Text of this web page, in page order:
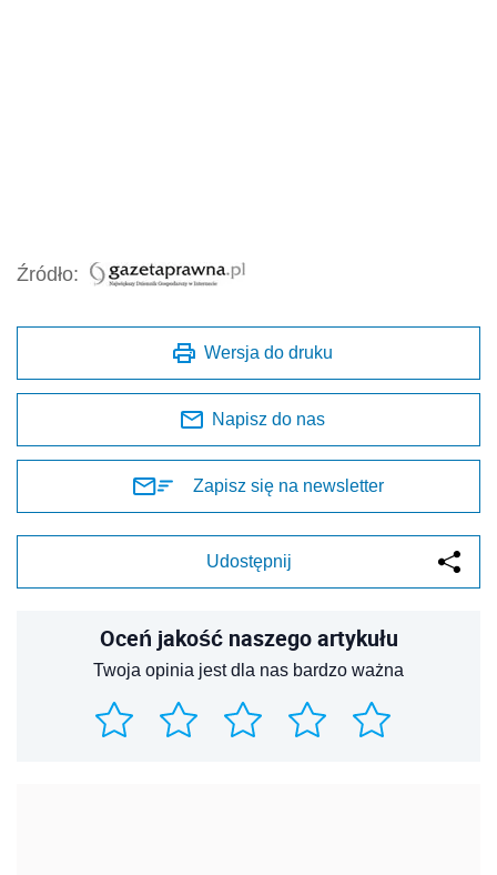
Źródło:
Wersja do druku
Napisz do nas
Zapisz się na newsletter
Udostępnij
Oceń jakość naszego artykułu
Twoja opinia jest dla nas bardzo ważna